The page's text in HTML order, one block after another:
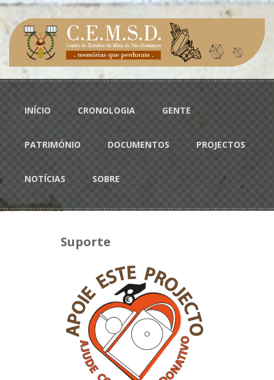
Passar para o conteúdo principal
Menu principal
INÍCIO CRONOLOGIA GENTE
PATRIMÓNIO DOCUMENTOS PROJECTOS
NOTÍCIAS SOBRE
Suporte